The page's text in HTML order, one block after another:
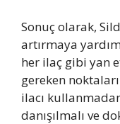
Sonuç olarak,
artırmaya
her ilaç gibi yan
gereken
ilacı
danışılmalı ve